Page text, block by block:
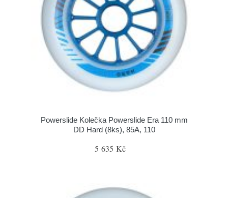
Powerslide Kolečka Powerslide Era 110 mm
DD Hard (8ks), 85A, 110
5 635 Kč